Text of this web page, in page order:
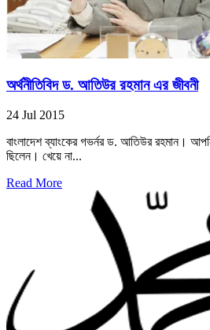
অর্থনীতিবিদ ড. আতিউর রহমান এর জীবনী
24 Jul 2015
বাংলাদেশ ব্যাংকের গভর্নর ড. আতিউর রহমান।
ছিলেন। খেয়ে না...
Read More